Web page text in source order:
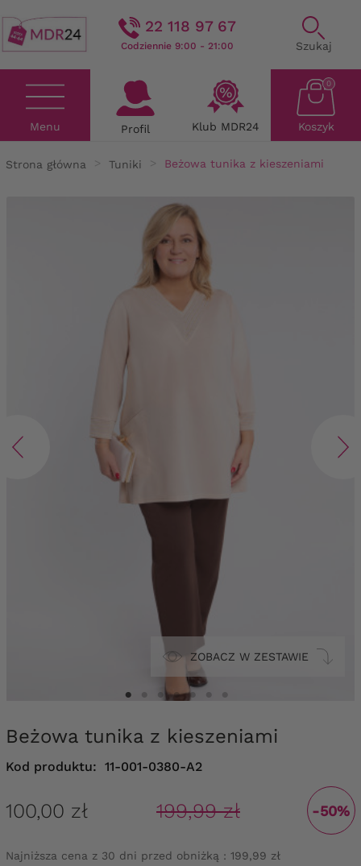
22 118 97 67
Codziennie 9:00 - 21:00 Szukaj
Menu Profil Klub MDR24 Koszyk
0
Strona główna Tuniki Beżowa tunika z kieszeniami
ZOBACZ W ZESTAWIE
Beżowa tunika z kieszeniami
Kod produktu: 11-001-0380-A2
100,00 zł 199,99 zł -50%
Najniższa cena z 30 dni przed obniżką : 199,99 zł